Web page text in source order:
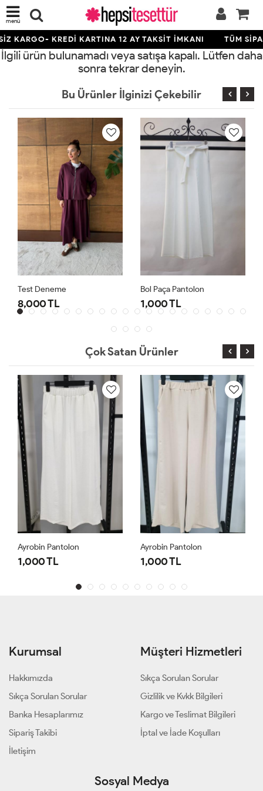
menü
KARGO- KREDİ KARTINA 12 AY TAKSİT İMKANI TÜM
İlgili ürün bulunamadı veya satışa kapalı. Lütfen daha
sonra tekrar deneyin.
Bu Ürünler İlginizi Çekebilir
Test Deneme
8,000 TL
Bol Paça Pantolon
1,000 TL
Çok Satan Ürünler
Ayrobin Pantolon
1,000 TL
Ayrobin Pantolon
1,000 TL
Kurumsal
Hakkımızda
Sıkça Sorulan Sorular
Banka Hesaplarımız
Sipariş Takibi
İletişim
Müşteri Hizmetleri
Sıkça Sorulan Sorular
Gizlilik ve Kvkk Bilgileri
Kargo ve Teslimat Bilgileri
İptal ve İade Koşulları
Sosyal Medya